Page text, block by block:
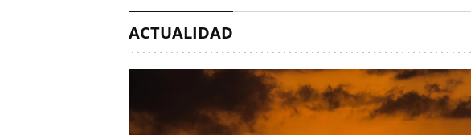
ACTUALIDAD